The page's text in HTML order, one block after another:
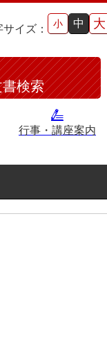
イズ： 小 中 大
検索
行事・講座案内